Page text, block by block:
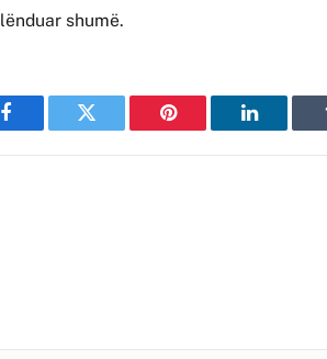
shumë.
Facebook Twitter Pinterest LinkedIn